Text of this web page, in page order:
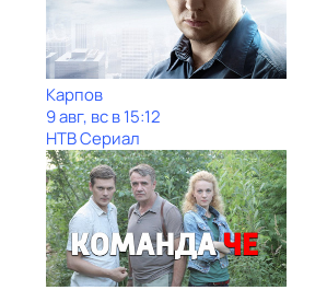
Карпов
9 авг, вс в 15:12
НТВ Сериал